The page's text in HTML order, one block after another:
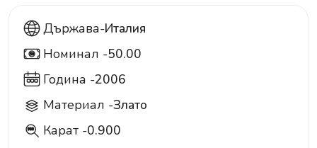
Държава-Италия
50 Номинал -50.00
Година -2006
Материал -Злато
900 Карат -0.900